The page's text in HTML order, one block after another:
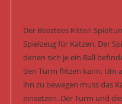
Der Beeztees Kitten
Spielzeug für Katzen. Der
denen sich je ein Ball
den Turm flitzen kann. Um
ihn zu bewegen muss das
einsetzen. Der Turm und